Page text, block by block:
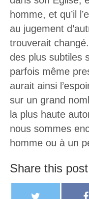
homme, et qu’il
au jugement
trouverait
des plus subtiles
parfois même
aurait ainsi
sur un grand
la plus haute
nous sommes
homme ou à un
Share this